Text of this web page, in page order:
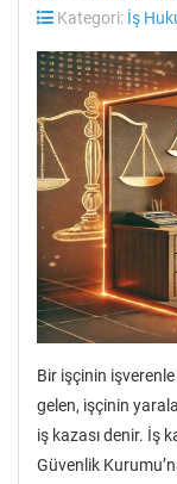
Kategori: İş
Bir işçinin
gelen, işçinin
iş kazası denir. İş
Güvenlik